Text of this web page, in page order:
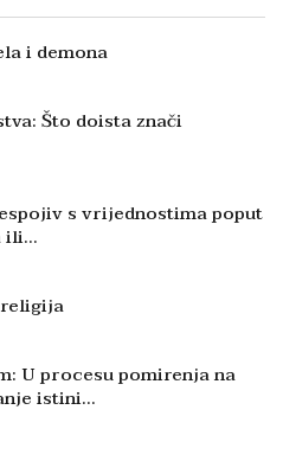
i demona
Što doista znači
s vrijednostima poput
ili…
U procesu pomirenja na
istini…